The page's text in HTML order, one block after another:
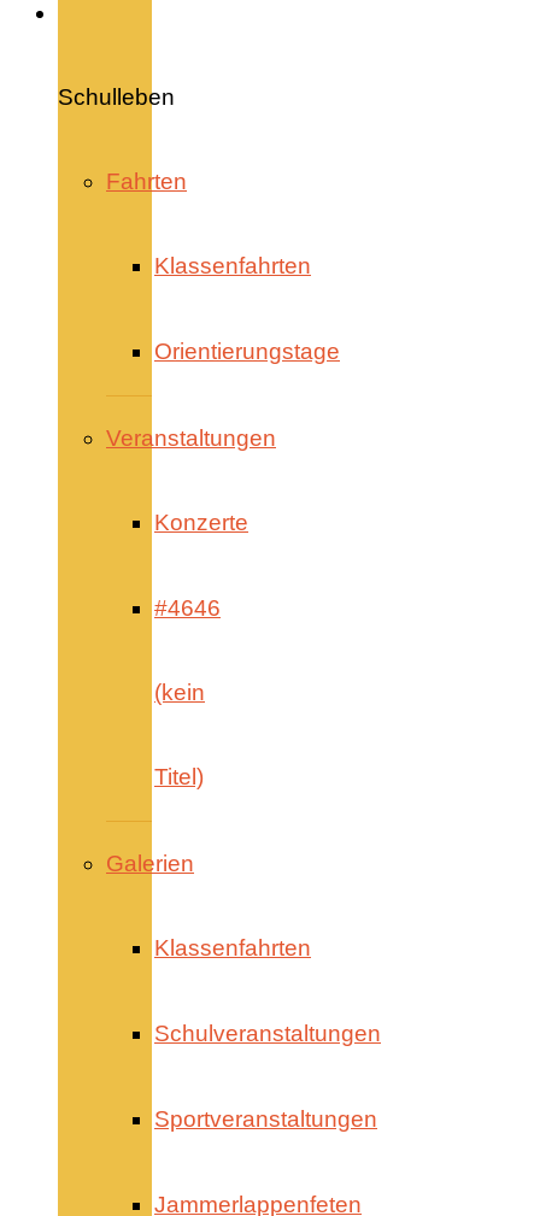
Schulleben
Fahrten
Klassenfahrten
Orientierungstage
Veranstaltungen
Konzerte
#4646
(kein
Titel)
Galerien
Klassenfahrten
Schulveranstaltungen
Sportveranstaltungen
Jammerlappenfeten